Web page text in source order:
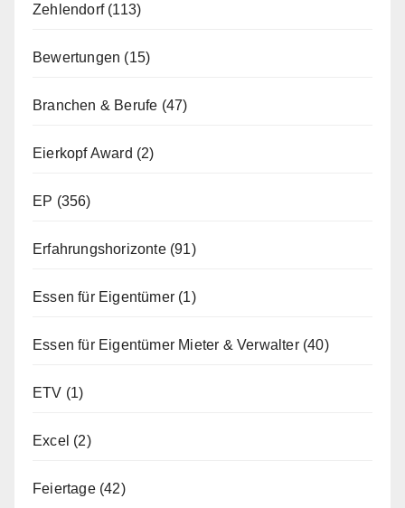
Zehlendorf(113)
Bewertungen (15)
Branchen & Berufe (47)
Eierkopf Award (2)
EP (356)
Erfahrungshorizonte(91)
Essen für Eigentümer (1)
Essen für Eigentümer Mieter & Verwalter(40)
ETV (1)
Excel (2)
Feiertage(42)